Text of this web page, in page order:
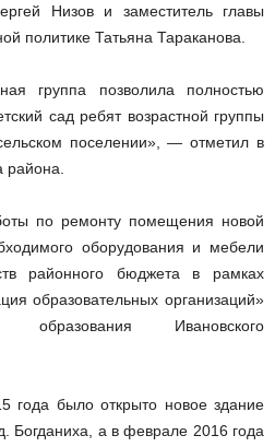
Низов и заместитель главы
политике Татьяна Тараканова.
группа позволила полностью
сад ребят возрастной группы
поселении», — отметил в
района.
по ремонту помещения новой
оборудования и мебели
районного бюджета в рамках
образовательных организаций»
образования Ивановского
года было открыто новое здание
Богданиха, а в феврале 2016 года